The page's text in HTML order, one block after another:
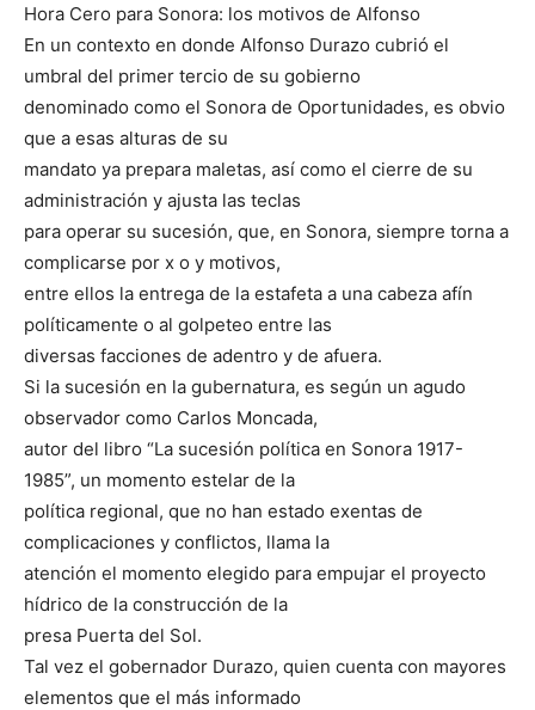
Hora Cero para Sonora: los motivos de Alfonso
En un contexto en donde Alfonso Durazo cubrió el
umbral del primer tercio de su gobierno
denominado como el Sonora de Oportunidades, es obvio
que a esas alturas de su
mandato ya prepara maletas, así como el cierre de su
administración y ajusta las teclas
para operar su sucesión, que, en Sonora, siempre torna a
complicarse por x o y motivos,
entre ellos la entrega de la estafeta a una cabeza afín
políticamente o al golpeteo entre las
diversas facciones de adentro y de afuera.
Si la sucesión en la gubernatura, es según un agudo
observador como Carlos Moncada,
autor del libro “La sucesión política en Sonora 1917-
1985”, un momento estelar de la
política regional, que no han estado exentas de
complicaciones y conflictos, llama la
atención el momento elegido para empujar el proyecto
hídrico de la construcción de la
presa Puerta del Sol.
Tal vez el gobernador Durazo, quien cuenta con mayores
elementos que el más informado